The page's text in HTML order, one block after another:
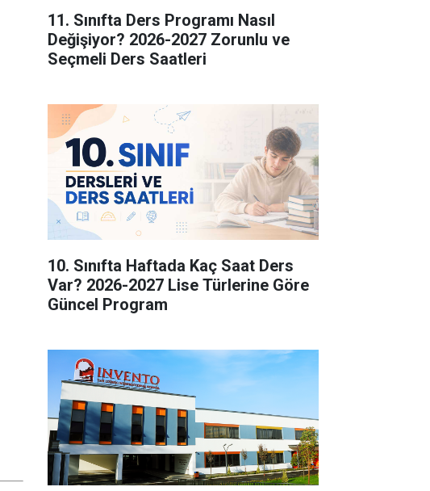
11. Sınıfta Ders Programı Nasıl
Değişiyor? 2026-2027 Zorunlu ve
Seçmeli Ders Saatleri
10. Sınıfta Haftada Kaç Saat Ders
Var? 2026-2027 Lise Türlerine Göre
Güncel Program